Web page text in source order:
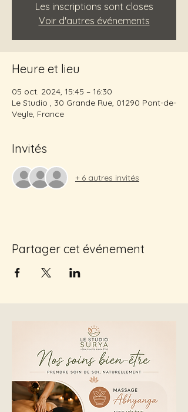
Les inscriptions sont closes
Voir d'autres événements
Heure et lieu
05 oct. 2024, 15:45 – 16:30
Le Studio , 30 Grande Rue, 01290 Pont-de-
Veyle, France
Invités
+ 6 autres invités
Partager cet événement